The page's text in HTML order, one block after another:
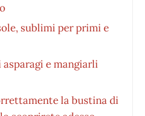
sublimi per primi e
e mangiarli
la bustina di